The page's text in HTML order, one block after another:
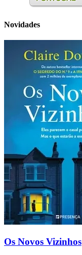
Novidades
Os Novos Vizinhos